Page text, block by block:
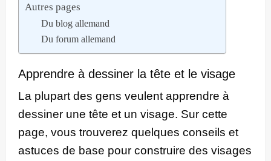
Autres pages
Du blog allemand
Du forum allemand
Apprendre à dessiner la tête et le visage
La plupart des gens veulent apprendre à
dessiner une tête et un visage. Sur cette
page, vous trouverez quelques conseils et
astuces de base pour construire des visages